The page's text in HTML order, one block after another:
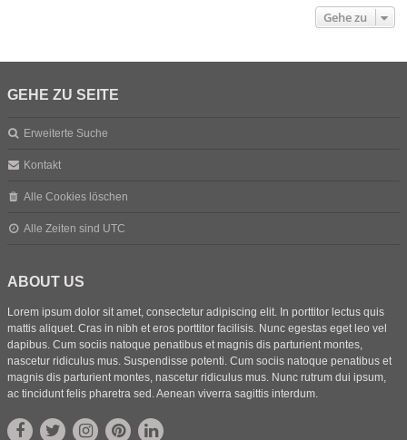
Gehe zu
GEHE ZU SEITE
Erweiterte Suche
Kontakt
Alle Cookies löschen
Alle Zeiten sind UTC
ABOUT US
Lorem ipsum dolor sit amet, consectetur adipiscing elit. In porttitor lectus quis
mattis aliquet. Cras in nibh et eros porttitor facilisis. Nunc egestas eget leo vel
dapibus. Cum sociis natoque penatibus et magnis dis parturient montes,
nascetur ridiculus mus. Suspendisse potenti. Cum sociis natoque penatibus et
magnis dis parturient montes, nascetur ridiculus mus. Nunc rutrum dui ipsum,
ac tincidunt felis pharetra sed. Aenean viverra sagittis interdum.